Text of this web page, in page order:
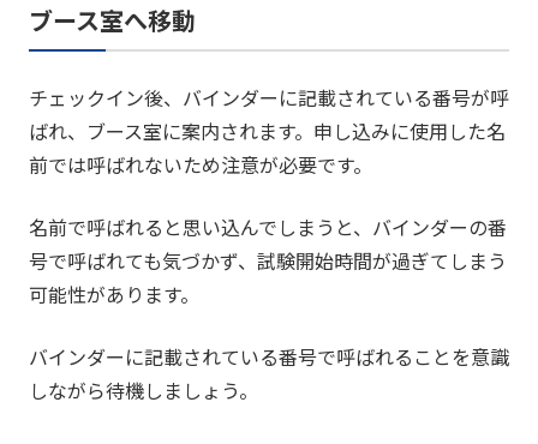
ブース室へ移動
チェックイン後、バインダーに記載されている番号が呼
ばれ、ブース室に案内されます。申し込みに使用した名
前では呼ばれないため注意が必要です。
名前で呼ばれると思い込んでしまうと、バインダーの番
号で呼ばれても気づかず、試験開始時間が過ぎてしまう
可能性があります。
バインダーに記載されている番号で呼ばれることを意識
しながら待機しましょう。